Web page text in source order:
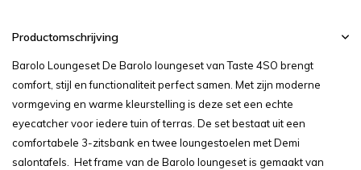
Productomschrijving
Barolo Loungeset De Barolo loungeset van Taste 4SO brengt
comfort, stijl en functionaliteit perfect samen. Met zijn moderne
vormgeving en warme kleurstelling is deze set een echte
eyecatcher voor iedere tuin of terras. De set bestaat uit een
comfortabele 3-zitsbank en twee loungestoelen met Demi
salontafels. Het frame van de Barolo loungeset is gemaakt van